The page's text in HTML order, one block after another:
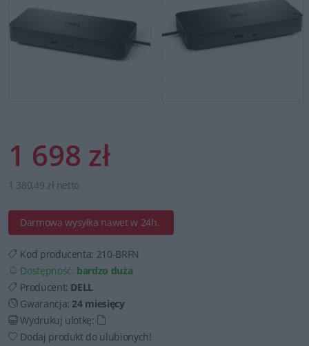
1 698 zł
1 380,49 zł netto
Darmowa wysyłka nawet w 24h.
Kod producenta: 210-BRFN
Dostępność: bardzo duża
Producent: DELL
Gwarancja: 24 miesięcy
Wydrukuj ulotkę:
Dodaj produkt do ulubionych!